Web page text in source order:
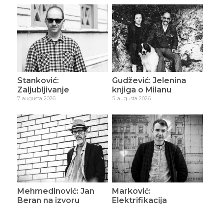
Stanković:
Zaljubljivanje
7. augusta 2026.
Gudžević: Jelenina
knjiga o Milanu
5. augusta 2026.
Mehmedinović: Jan
Beran na izvoru
Marković:
Elektrifikacija